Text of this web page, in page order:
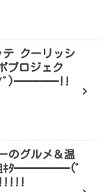
テ クーリッシ
プロジェク
ﾟ)━━━━!!
のグルメ＆温
組ｷﾀ━━━━━(ﾟ